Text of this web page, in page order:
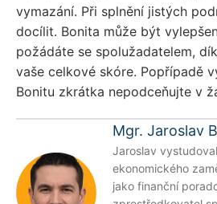
vymazání. Při splnění jistých
docílit. Bonita může být
požádáte se spolužadatelem,
vaše celkové skóre. Popřípadě
Bonitu zkrátka nepodceňujte v
Mgr. Jaroslav
Jaroslav
ekonomického
jako finanční